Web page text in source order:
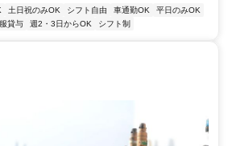
土日祝のみOK シフト自由 車通勤OK
平日のみOK
貸与 週2・3日からOK シフト制